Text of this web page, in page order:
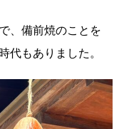
、備前焼のことを
代もありました。